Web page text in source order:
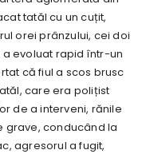
tatăl cu un cuțit,
orei prânzului, cei doi
evoluat rapid într-un
că fiul a scos brusc
care era polițist
de a interveni, rănile
grave, conducând la
agresorul a fugit,